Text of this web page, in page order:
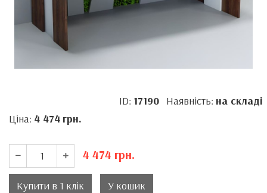
ID: 17190Наявність: на складі
Ціна: 4 474 грн.
4 474 грн.
Купити в 1 клік У кошик